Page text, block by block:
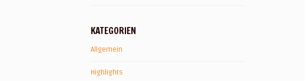
KATEGORIEN
Allgemein
Highlights